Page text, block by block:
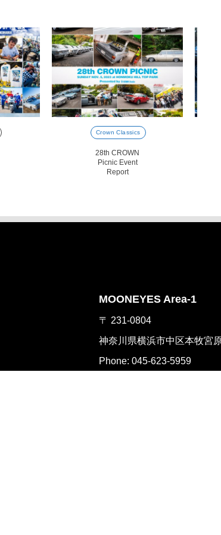
Crown Classics
28th CROWN
Picnic Event
Report
MOONEYES Area-1
〒 231-0804
神奈川県横浜市中区本牧宮
Phone: 045-623-5959